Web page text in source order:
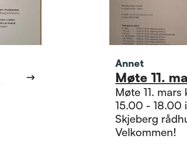
Annet
Møte 11.
Møte 11. mars
15.00 - 18.00 i
Skjeberg
Velkommen!